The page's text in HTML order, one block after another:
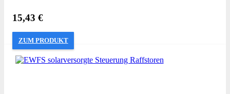
15,43 €
ZUM PRODUKT